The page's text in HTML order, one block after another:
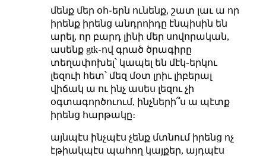
մենք մեր օհ֊երն ունենք, շատ լաւ ա որ
իրենք իրենց անդրոիդը էնպիսին են
արել, որ բարդ լինի մեր սովորական,
ասենք gtk֊ով գրած ծրագիրը
տեղափոխել՝ կապել են մէկ֊երկու
լեզուի հետ՝ մեզ մօտ լրիւ լիբերալ
վիճակ ա ու ինչ ասես լեզու չի
օգտագործուում, ինչների՞ս ա պէտք
իրենց հարթակը։
այնպէս ինչպէս չենք մտնում իրենց ոչ
էթիակպէս պահող կայքեր, այդպէս